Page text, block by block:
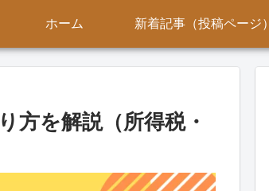
ホーム 新着記事（投稿ページ）
方を解説（所得税・